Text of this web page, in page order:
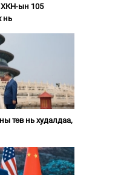
ын 105
нь
төв нь худалдаа,